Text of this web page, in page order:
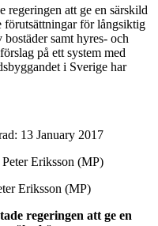
regeringen att ge en särskild
förutsättningar för långsiktig
samt hyres- och
på ett system med
i Sverige har
13 January 2017
Eriksson (MP)
regeringen att ge en